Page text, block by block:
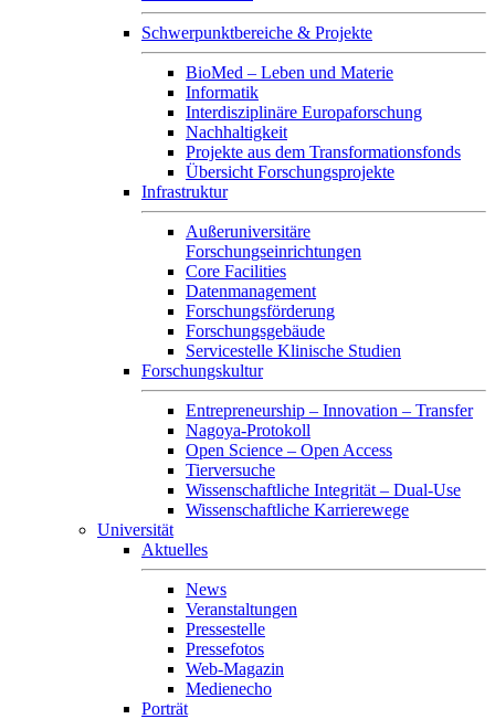
Schwerpunktbereiche & Projekte
BioMed – Leben und Materie
Informatik
Interdisziplinäre Europaforschung
Nachhaltigkeit
Projekte aus dem Transformationsfonds
Übersicht Forschungsprojekte
Infrastruktur
Außeruniversitäre
Forschungseinrichtungen
Core Facilities
Datenmanagement
Forschungsförderung
Forschungsgebäude
Servicestelle Klinische Studien
Forschungskultur
Entrepreneurship – Innovation – Transfer
Nagoya-Protokoll
Open Science – Open Access
Tierversuche
Wissenschaftliche Integrität – Dual-Use
Wissenschaftliche Karrierewege
Universität
Aktuelles
News
Veranstaltungen
Pressestelle
Pressefotos
Web-Magazin
Medienecho
Porträt